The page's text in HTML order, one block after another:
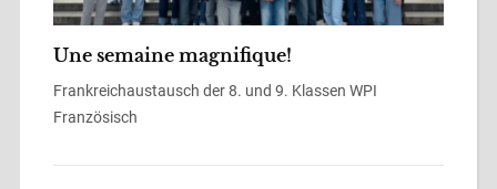
Une semaine magnifique!
Frankreichaustausch der 8. und 9. Klassen WPI
Französisch